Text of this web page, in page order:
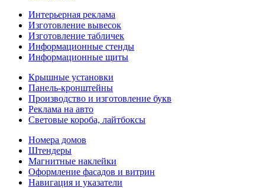
Интерьерная реклама
Изготовление вывесок
Изготовление табличек
Информационные стенды
Информационные щиты
Крышные установки
Панель-кронштейны
Производство и изготовление букв
Реклама на авто
Световые короба, лайтбоксы
Номера домов
Штендеры
Магнитные наклейки
Оформление фасадов и витрин
Навигация и указатели